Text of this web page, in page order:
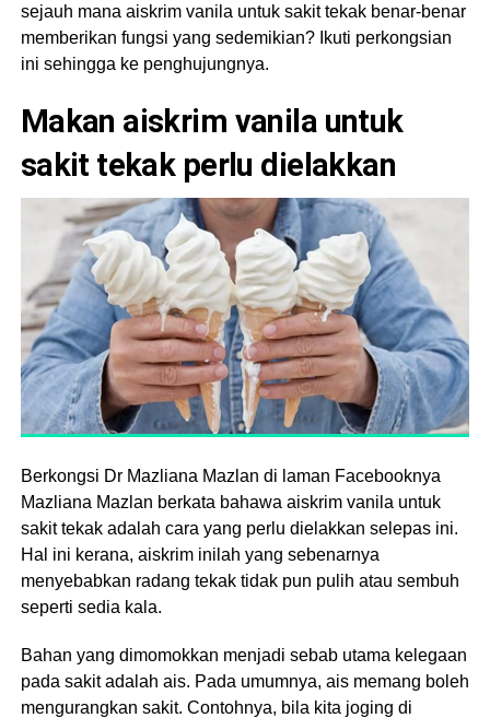
sejauh mana aiskrim vanila untuk sakit tekak benar-benar
memberikan fungsi yang sedemikian? Ikuti perkongsian
ini sehingga ke penghujungnya.
Makan aiskrim vanila untuk
sakit tekak perlu dielakkan
Berkongsi Dr Mazliana Mazlan di laman Facebooknya
Mazliana Mazlan berkata bahawa aiskrim vanila untuk
sakit tekak adalah cara yang perlu dielakkan selepas ini.
Hal ini kerana, aiskrim inilah yang sebenarnya
menyebabkan radang tekak tidak pun pulih atau sembuh
seperti sedia kala.
Bahan yang dimomokkan menjadi sebab utama kelegaan
pada sakit adalah ais. Pada umumnya, ais memang boleh
mengurangkan sakit. Contohnya, bila kita joging di